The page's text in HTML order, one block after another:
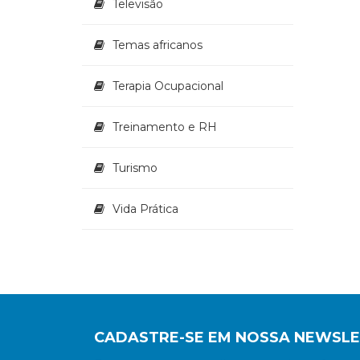
Televisão
Temas africanos
Terapia Ocupacional
Treinamento e RH
Turismo
Vida Prática
CADASTRE-SE EM NOSSA